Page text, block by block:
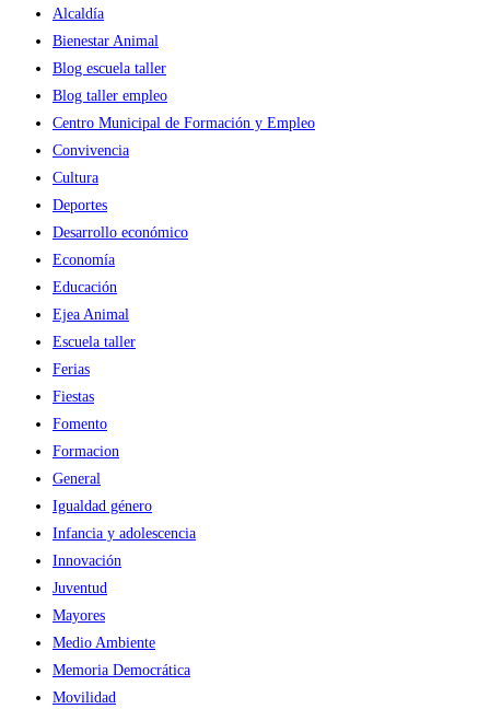
Alcaldía
Bienestar Animal
Blog escuela taller
Blog taller empleo
Centro Municipal de Formación y Empleo
Convivencia
Cultura
Deportes
Desarrollo económico
Economía
Educación
Ejea Animal
Escuela taller
Ferias
Fiestas
Fomento
Formacion
General
Igualdad género
Infancia y adolescencia
Innovación
Juventud
Mayores
Medio Ambiente
Memoria Democrática
Movilidad